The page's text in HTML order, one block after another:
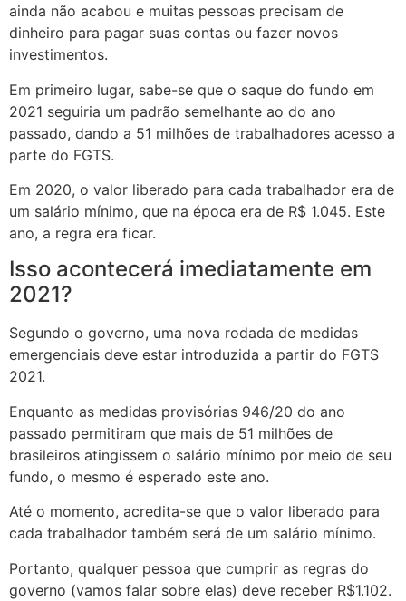
ainda não acabou e muitas pessoas precisam de
dinheiro para pagar suas contas ou fazer novos
investimentos.
Em primeiro lugar, sabe-se que o saque do fundo em
2021 seguiria um padrão semelhante ao do ano
passado, dando a 51 milhões de trabalhadores acesso a
parte do FGTS.
Em 2020, o valor liberado para cada trabalhador era de
um salário mínimo, que na época era de R$ 1.045. Este
ano, a regra era ficar.
Isso acontecerá imediatamente em
2021?
Segundo o governo, uma nova rodada de medidas
emergenciais deve estar introduzida a partir do FGTS
2021.
Enquanto as medidas provisórias 946/20 do ano
passado permitiram que mais de 51 milhões de
brasileiros atingissem o salário mínimo por meio de seu
fundo, o mesmo é esperado este ano.
Até o momento, acredita-se que o valor liberado para
cada trabalhador também será de um salário mínimo.
Portanto, qualquer pessoa que cumprir as regras do
governo (vamos falar sobre elas) deve receber R$1.102.